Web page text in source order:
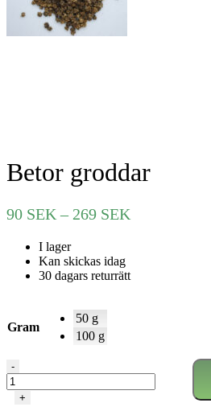
Betor groddar
90 SEK – 269 SEK
I lager
Kan skickas idag
30 dagars returrätt
Gram
50 g
100 g
Betor
groddar
mängd
-
+